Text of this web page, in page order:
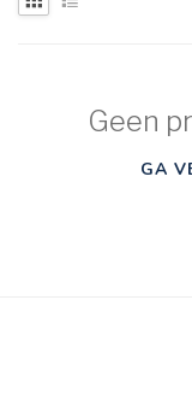
Geen
GA